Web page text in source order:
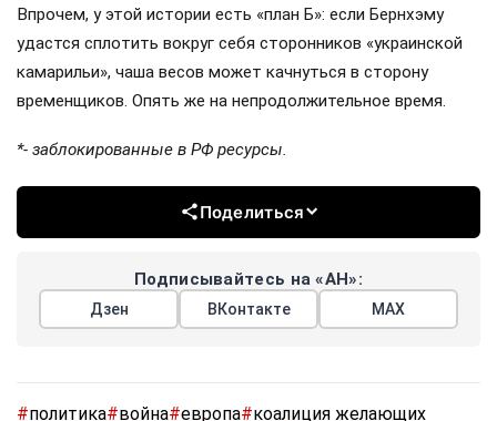
Впрочем, у этой истории есть «план Б»: если Бернхэму
удастся сплотить вокруг себя сторонников «украинской
камарильи», чаша весов может качнуться в сторону
временщиков. Опять же на непродолжительное время.
*- заблокированные в РФ ресурсы.
Поделиться
Подписывайтесь на «АН»:
Дзен ВКонтакте МАХ
#политика#война#европа#коалиция желающих